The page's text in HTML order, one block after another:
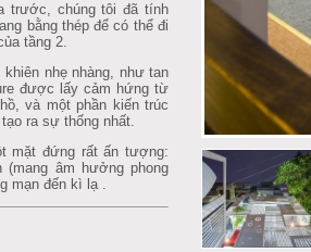
trước, chúng tôi đã tính
bằng thép để có thể đi
tầng 2.
nhẹ nhàng, như tan
được lấy cảm hứng từ
và một phần kiến trúc
ra sự thống nhất.
mặt đứng rất ấn tượng:
(mang âm hưởng phong
mạn đến kì lạ .